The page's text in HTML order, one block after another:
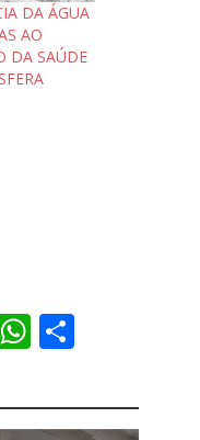
DA ÁGUA
AO
DA SAÚDE
W
h
at
S
ar